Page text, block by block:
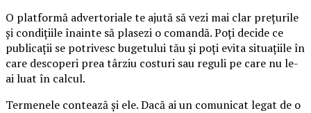
O platformă advertoriale te ajută să vezi mai clar prețurile
și condițiile înainte să plasezi o comandă. Poți decide ce
publicații se potrivesc bugetului tău și poți evita situațiile în
care descoperi prea târziu costuri sau reguli pe care nu le-
ai luat în calcul.
Termenele contează și ele. Dacă ai un comunicat legat de o